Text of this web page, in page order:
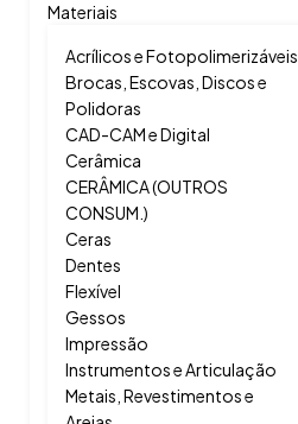
Materiais
Acrílicos e Fotopolimerizáveis
Brocas, Escovas, Discos e
Polidoras
CAD-CAM e Digital
Cerâmica
CERÂMICA (OUTROS
CONSUM.)
Ceras
Dentes
Flexível
Gessos
Impressão
Instrumentos e Articulação
Metais, Revestimentos e